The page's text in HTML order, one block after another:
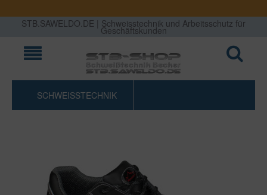
STB.SAWELDO.DE | Schweisstechnik und Arbeitsschutz für
Geschäftskunden
SCHWEISSTECHNIK